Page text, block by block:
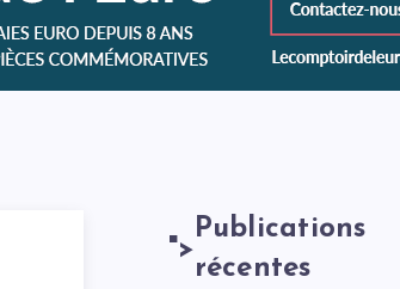
">
Publications
récentes